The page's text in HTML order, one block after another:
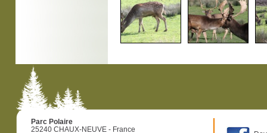
Parc Polaire
25240 CHAUX-NEUVE - France